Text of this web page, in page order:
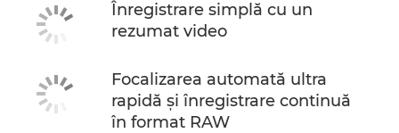
Înregistrare simplă cu un
rezumat video
Focalizarea automată ultra
rapidă şi înregistrare continuă
în format RAW